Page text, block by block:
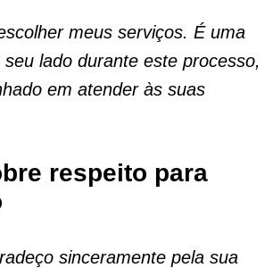
meus serviços. É uma
lado durante este processo,
em atender às suas
respeito para
sinceramente pela sua